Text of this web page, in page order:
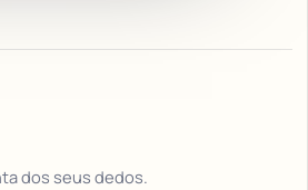
dos seus dedos.